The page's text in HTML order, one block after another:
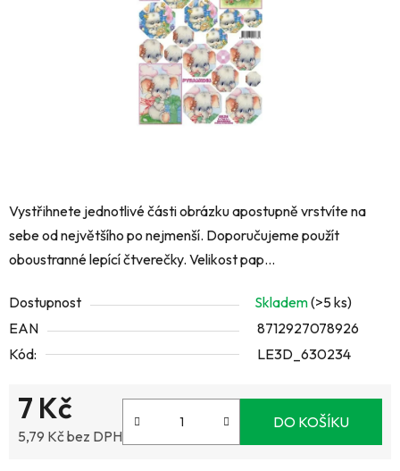
Vystřihnete jednotlivé části obrázku apostupně vrstvíte na
sebe od největšího po nejmenší. Doporučujeme použít
oboustranné lepící čtverečky. Velikost pap...
Dostupnost Skladem(>5 ks)
EAN
8712927078926
Kód:
LE3D_630234
7 Kč
5,79 Kč bez DPH
DO KOŠÍKU